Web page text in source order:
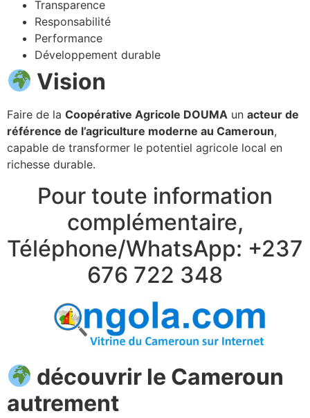
Transparence
Responsabilité
Performance
Développement durable
Vision
Faire de la Coopérative Agricole DOUMA un acteur de
référence de l’agriculture moderne au Cameroun,
capable de transformer le potentiel agricole local en
richesse durable.
Pour toute information
complémentaire,
Téléphone/WhatsApp: +237
676 722 348
découvrir le Cameroun
autrement